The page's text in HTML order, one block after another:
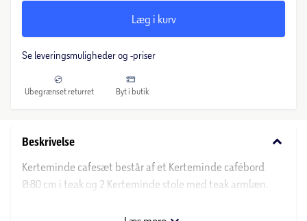
Læg i kurv
Se leveringsmuligheder og -priser
Ubegrænset returret Byt i butik
Beskrivelse keyboard_arrow_down
Kerteminde cafesæt består af et Kerteminde cafébord
Ø:80 cm i teak og 2 Kerteminde stole med teak armlæn.